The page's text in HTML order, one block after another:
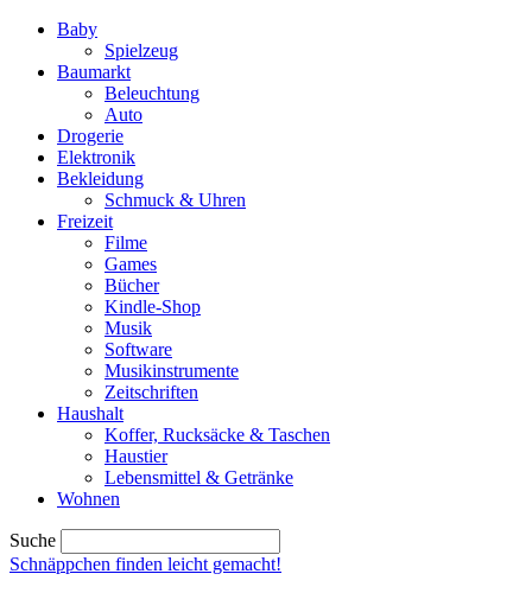
Baby
Spielzeug
Baumarkt
Beleuchtung
Auto
Drogerie
Elektronik
Bekleidung
Schmuck & Uhren
Freizeit
Filme
Games
Bücher
Kindle-Shop
Musik
Software
Musikinstrumente
Zeitschriften
Haushalt
Koffer, Rucksäcke & Taschen
Haustier
Lebensmittel & Getränke
Wohnen
Suche
Schnäppchen finden leicht gemacht!